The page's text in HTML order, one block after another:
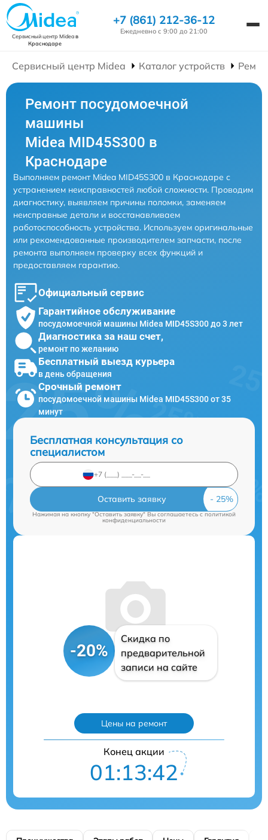
Сервисный центр Mideaв
Краснодаре
+7 (861) 212-36-12
Ежедневно с 9:00 до 21:00
Сервисный центр Midea Каталог устройств
Ремонт посудомоечной
машины
Midea MID45S300 в
Краснодаре
Выполняем ремонт Midea MID45S300 в Краснодаре с
устранением неисправностей любой сложности. Проводим
диагностику, выявляем причины поломки, заменяем
неисправные детали и восстанавливаем
работоспособность устройства. Используем оригинальные
или рекомендованные производителем запчасти, после
ремонта выполняем проверку всех функций и
предоставляем гарантию.
Официальный сервис
Гарантийное обслуживание
посудомоечной машины Midea MID45S300 до 3 лет
Диагностика за наш счет,
ремонт по желанию
Бесплатный выезд курьера
в день обращения
Срочный ремонт
посудомоечной машины Midea MID45S300 от 35
минут
Бесплатная консультация со
специалистом
Оставить заявку
Нажимая на кнопку "Оставить заявку" Вы соглашаетесь cполитикой
конфиденциальности
-20%
Скидка по
предварительной
записи на сайте
Цены на ремонт
Конец акции
01:13:41